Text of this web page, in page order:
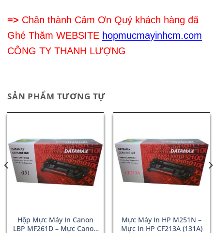
=> Chân thành Cảm Ơn Quý khách hàng đã
Ghé Thăm WEBSITE hopmucmayinhcm.com
CÔNG TY THANH LƯỢNG
SẢN PHẨM TƯƠNG TỰ
Hộp Mực Máy In Canon
LBP MF261D – Mực Canon
Mực Máy In HP M251N –
Mực In HP CF213A (131A)